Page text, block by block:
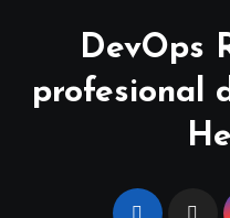
DevOps
profesional